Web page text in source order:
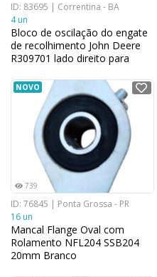
ID: 83695 | Correntina - BA
4 un
Bloco de oscilação do engate
de recolhimento John Deere
R309701 lado direito para
NOVO
739
ID: 76845 | Ponta Grossa - PR
16 un
Mancal Flange Oval com
Rolamento NFL204 SSB204
20mm Branco